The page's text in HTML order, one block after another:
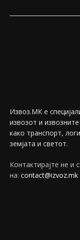
Извоз.МК е
извозот и
како транспорт,
земјата и светот.
Контактирајте не и
на: contact@izvoz.mk